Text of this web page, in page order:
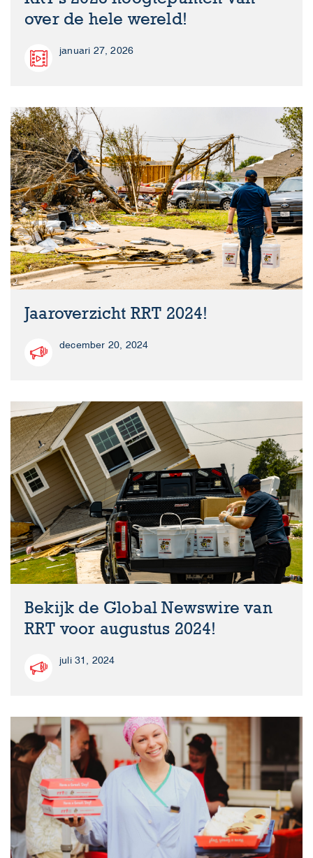
over de hele wereld!
januari 27, 2026
Jaaroverzicht RRT 2024!
december 20, 2024
Bekijk de Global Newswire van
RRT voor augustus 2024!
juli 31, 2024